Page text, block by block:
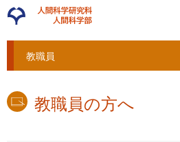
教職員
教職員の方へ